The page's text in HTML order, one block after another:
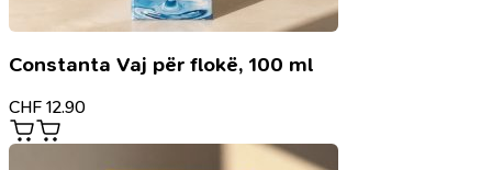
Constanta Vaj për flokë, 100 ml
CHF 12.90